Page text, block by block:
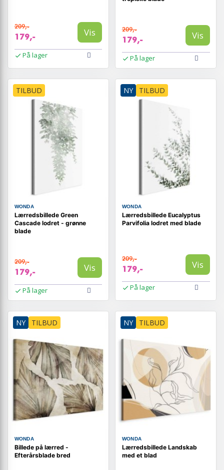
209,-
179,- Vis
På lager
209,-
179,- Vis
På lager
TILBUD
WONDA
Lærredsbillede Green
Cascade lodret - grønne
blade
209,-
179,- Vis
På lager
NY TILBUD
WONDA
Lærredsbillede Eucalyptus
Parvifolia lodret med blade
209,-
179,- Vis
På lager
NY TILBUD
WONDA
Billede på lærred -
Efterårsblade bred
NY TILBUD
WONDA
Lærredsbillede Landskab
med et blad